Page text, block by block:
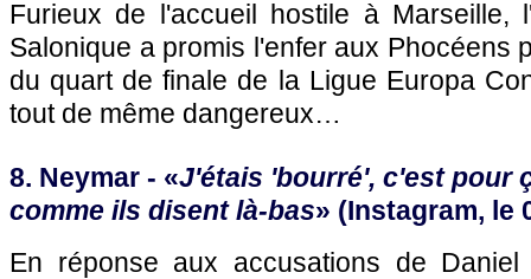
Furieux de l'accueil hostile à Marseille,
Salonique a promis l'enfer aux Phocéens
du quart de finale de la Ligue Europa
tout de même dangereux…
8. Neymar - «J'étais 'bourré', c'est pour
comme ils disent là-bas» (Instagram, le
En réponse aux accusations de Daniel